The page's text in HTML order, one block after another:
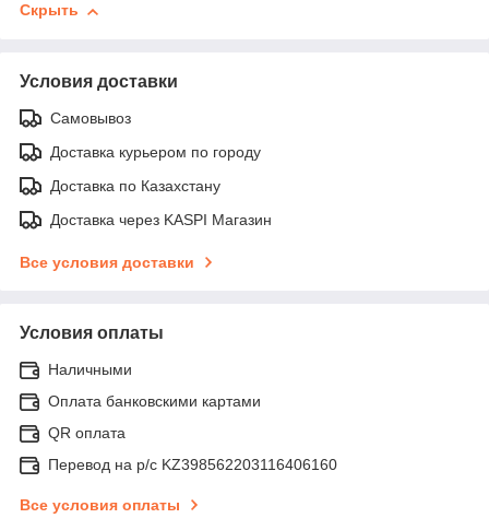
Скрыть
Условия доставки
Самовывоз
Доставка курьером по городу
Доставка по Казахстану
Доставка через KASPI Магазин
Все условия доставки
Условия оплаты
Наличными
Оплата банковскими картами
QR оплата
Перевод на р/с KZ398562203116406160
Все условия оплаты